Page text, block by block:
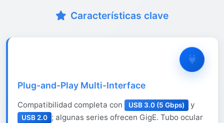
Características clave
Plug-and-Play Multi-Interface
Compatibilidad completa con USB 3.0 (5 Gbps) y
USB 2.0 ; algunas series ofrecen GigE. Tubo ocular